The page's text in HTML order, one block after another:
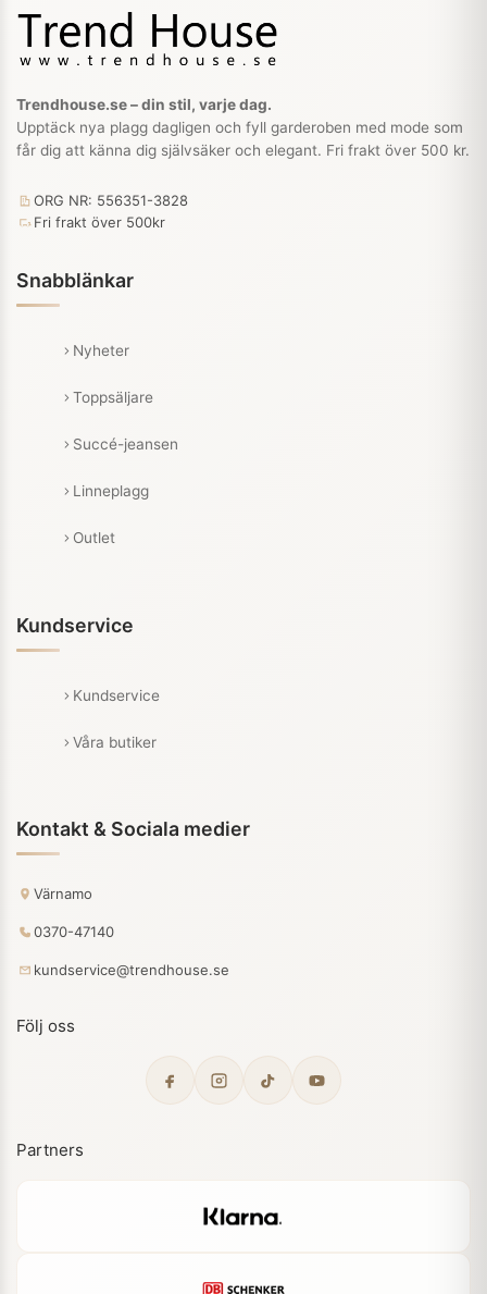
Trendhouse.se – din stil, varje dag.
Upptäck nya plagg dagligen och fyll garderoben med mode som
får dig att känna dig självsäker och elegant. Fri frakt över 500 kr.
ORG NR: 556351-3828
Fri frakt över 500kr
Snabblänkar
Nyheter
Toppsäljare
Succé-jeansen
Linneplagg
Outlet
Kundservice
Kundservice
Våra butiker
Kontakt & Sociala medier
Värnamo
0370-47140
kundservice@trendhouse.se
Följ oss
Partners